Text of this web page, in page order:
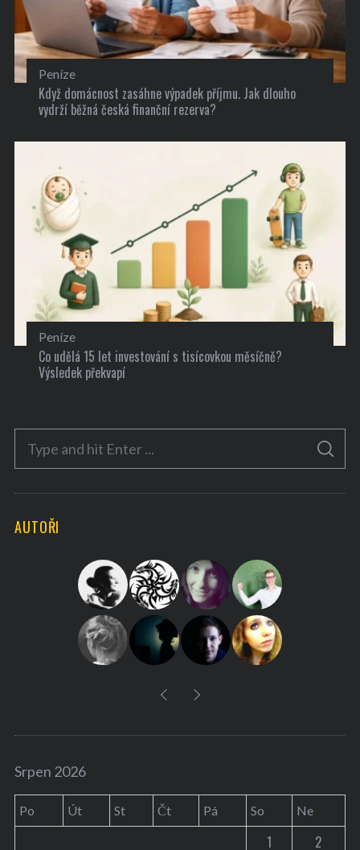
Peníze
Když domácnost zasáhne výpadek příjmu. Jak dlouho
vydrží běžná česká finanční rezerva?
Peníze
Co udělá 15 let investování s tisícovkou měsíčně?
Výsledek překvapí
c
S
A
C
AUTOŘI
Srpen 2026
Po Út St Čt Pá So Ne
1 2